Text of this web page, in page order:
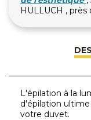
HULLUCH , près
L'épilation à la
d'épilation
votre duvet.